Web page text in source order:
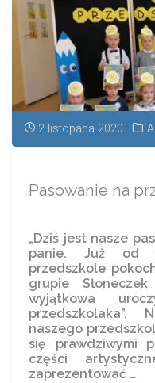
2 listopada 2020
Pasowanie na
„Dziś jest nasze
panie. Już od
przedszkole
grupie
wyjątkowa
naszego
się prawdziwymi
części
zaprezentować …